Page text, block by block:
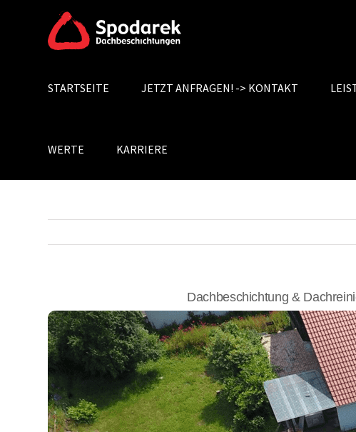
Search
STARTSEITE JETZT ANFRAGEN! -> KONTAKT
WERTE KARRIERE
Dachbeschichtung &